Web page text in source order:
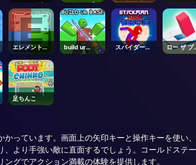
レーシング
ットムーブス
スマージャン
エレメントブ
ロックス
build ur
base ⚔️ -
スパイダーマ
ン フック レ
ロー ザ ブ
ック
足ちんこ
っています。画面上の矢印キーと操作キーを使い
より手強い敵に直面するでしょう。コールドステ
グでアクション満載の体験を提供します。